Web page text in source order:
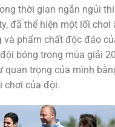
thời gian ngắn ngủi
đã thể hiện một lối
và phẩm chất độc đáo
bóng trong mùa giải
quan trọng của mình
chơi của đội.